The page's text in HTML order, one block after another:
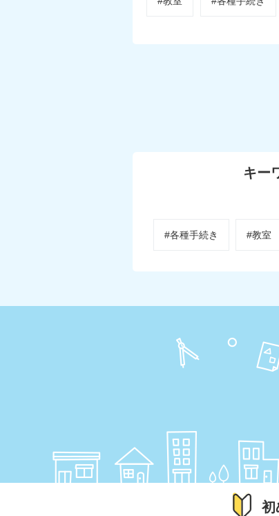
キー
#各種手続き #教室
初